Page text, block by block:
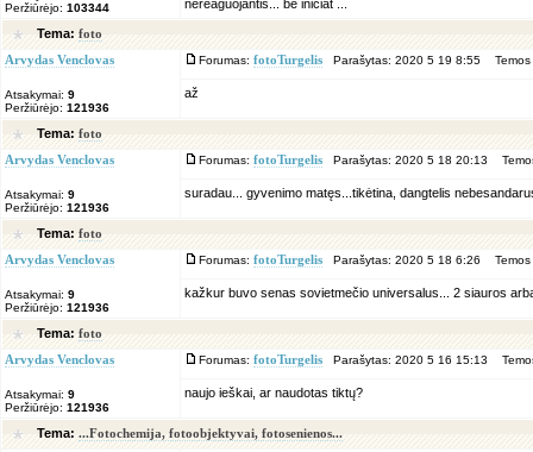
Peržiūrėjo: 103344
nereaguojantis... be iniciat ...
Tema: foto
Arvydas Venclovas
Atsakymai: 9
Peržiūrėjo: 121936
Forumas: fotoTurgelis Parašytas: 2020 5 19 8:55 Temos
až
Tema: foto
Arvydas Venclovas
Atsakymai: 9
Peržiūrėjo: 121936
Forumas: fotoTurgelis Parašytas: 2020 5 18 20:13
suradau... gyvenimo matęs...tikėtina, dangtelis
Tema: foto
Arvydas Venclovas
Atsakymai: 9
Peržiūrėjo: 121936
Forumas: fotoTurgelis Parašytas: 2020 5 18 6:26 Temos
kažkur buvo senas sovietmečio universalus... 2 siauros
Tema: foto
Arvydas Venclovas
Atsakymai: 9
Peržiūrėjo: 121936
Forumas: fotoTurgelis Parašytas: 2020 5 16 15:13
naujo ieškai, ar naudotas tiktų?
Tema: ...Fotochemija, fotoobjektyvai, fotosenienos...